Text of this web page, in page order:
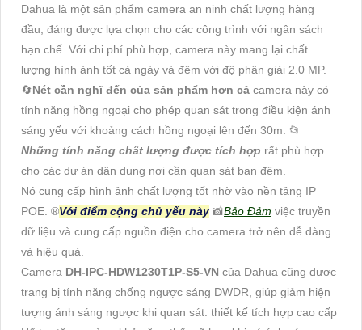
Dahua là một sản phẩm camera an ninh chất lượng hàng
đầu, đáng được lựa chọn cho các công trình với ngân sách
hạn chế. Với chi phí phù hợp, camera này mang lại chất
lượng hình ảnh tốt cả ngày và đêm với độ phân giải 2.0 MP.
🔄Nét cần nghĩ đến của sản phẩm hơn cả camera này có
tính năng hồng ngoại cho phép quan sát trong điều kiện ánh
sáng yếu với khoảng cách hồng ngoại lên đến 30m. 📂
Những tính năng chất lượng được tích hợp rất phù hợp
cho các dự án dân dụng nơi cần quan sát ban đêm.
Nó cung cấp hình ảnh chất lượng tốt nhờ vào nền tảng IP
POE. ®️Với điểm cộng chủ yếu này📸Bảo Đảm việc truyền
dữ liệu và cung cấp nguồn điện cho camera trở nên dễ dàng
và hiệu quả.
Camera DH-IPC-HDW1230T1P-S5-VN của Dahua cũng được
trang bị tính năng chống ngược sáng DWDR, giúp giảm hiện
tượng ánh sáng ngược khi quan sát. thiết kế tích hợp cao cấp